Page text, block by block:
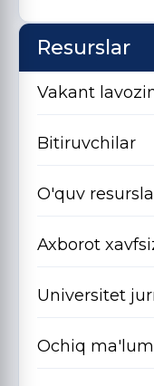
Resurslar
Vakant
Bitiruvchilar
O'quv
Axborot
Universitet
Ochiq